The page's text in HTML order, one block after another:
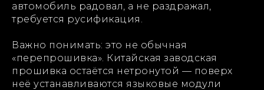
автомобиль радовал, а не раздражал,
требуется русификация.
Важно понимать: это не обычная
«перепрошивка». Китайская заводская
прошивка остаётся нетронутой — поверх
неё устанавливаются языковые модули